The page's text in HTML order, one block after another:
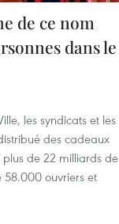
de ce nom
dans le
les syndicats et les
des cadeaux
plus de 22 milliards de
ouvriers et